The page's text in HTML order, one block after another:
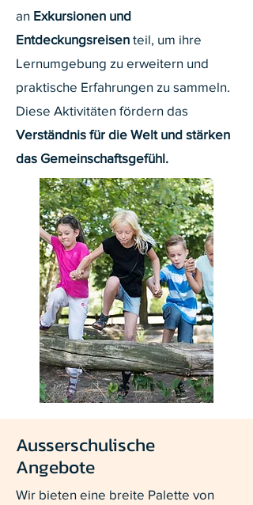
an Exkursionen und
Entdeckungsreisen teil, um ihre
Lernumgebung zu erweitern und
praktische Erfahrungen zu sammeln.
Diese Aktivitäten fördern das
Verständnis für die Welt und stärken
das Gemeinschaftsgefühl.
Ausserschulische
Angebote
Wir bieten eine breite Palette von